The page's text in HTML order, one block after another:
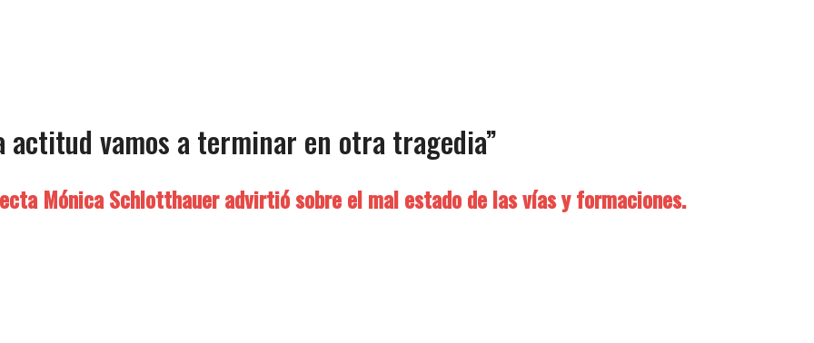
actitud vamos a terminar en otra tragedia”
Mónica Schlotthauer advirtió sobre el mal estado de las vías y formaciones.